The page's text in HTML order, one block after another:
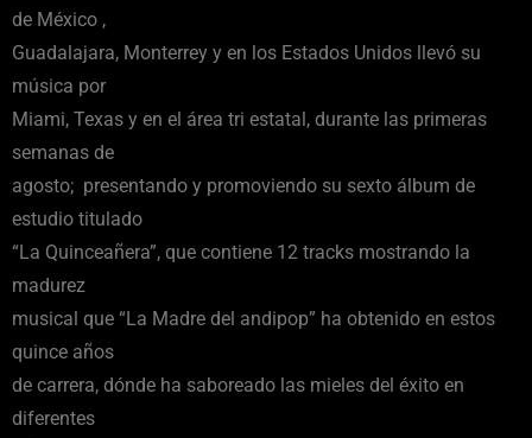
de México ,
Guadalajara, Monterrey y en los Estados Unidos llevó su
música por
Miami, Texas y en el área tri estatal, durante las primeras
semanas de
agosto; presentando y promoviendo su sexto álbum de
estudio titulado
“La Quinceañera”, que contiene 12 tracks mostrando la
madurez
musical que “La Madre del andipop” ha obtenido en estos
quince años
de carrera, dónde ha saboreado las mieles del éxito en
diferentes